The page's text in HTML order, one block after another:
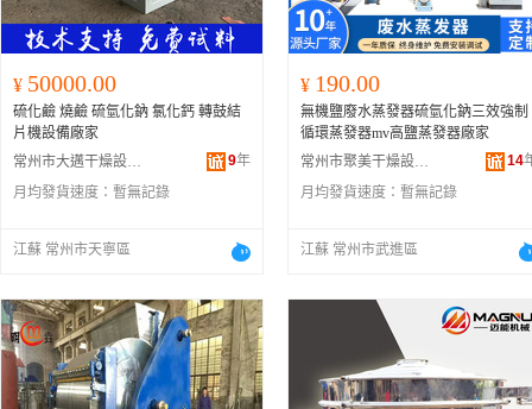
¥ 50000.00
硫化鹼 燒鹼 硫氫化鈉 氯化鈣 轉鼓結
片機設備廠家
常州市大邁干燥設備有限公司
9年
月均發貨速度： 暫無記錄
江蘇 常州市天寧區
¥ 190.00
無機鹽廢水蒸發器硫氫化鈉三效強制
循環蒸發器mv高鹽蒸發器廠家
常州市聚美干燥設備有限公司
14
月均發貨速度： 暫無記錄
江蘇 常州市武進區